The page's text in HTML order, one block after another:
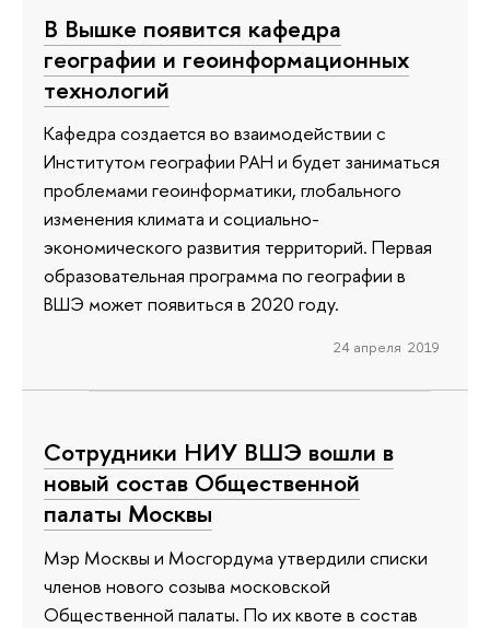
В Вышке появится кафедра
географии и геоинформационных
технологий
Кафедра создается во взаимодействии с
Институтом географии РАН и будет заниматься
проблемами геоинформатики, глобального
изменения климата и социально-
экономического развития территорий. Первая
образовательная программа по географии в
ВШЭ может появиться в 2020 году.
24 апреля 2019
Сотрудники НИУ ВШЭ вошли в
новый состав Общественной
палаты Москвы
Мэр Москвы и Мосгордума утвердили списки
членов нового созыва московской
Общественной палаты. По их квоте в состав